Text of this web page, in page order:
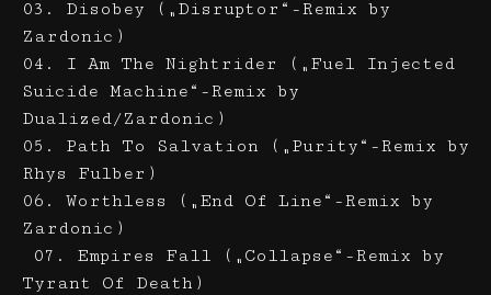
03. Disobey („Disruptor“-Remix by
Zardonic)
04. I Am The Nightrider („Fuel Injected
Suicide Machine“-Remix by
Dualized/Zardonic)
05. Path To Salvation („Purity“-Remix by
Rhys Fulber)
06. Worthless („End Of Line“-Remix by
Zardonic)
07. Empires Fall („Collapse“-Remix by
Tyrant Of Death)